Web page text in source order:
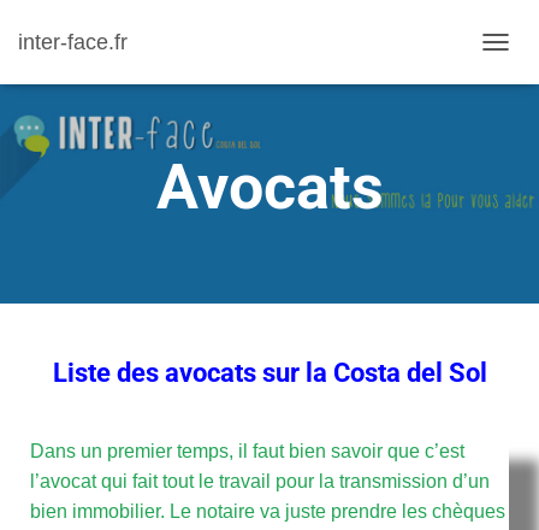
inter-face.fr
E
Avocats
Liste des avocats sur la Costa del Sol
Dans un premier temps, il faut bien savoir que c’est
l’avocat qui fait tout le travail pour la transmission d’un
bien immobilier. Le notaire va juste prendre les chèques